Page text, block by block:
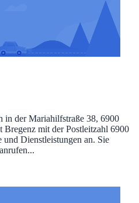
in der Mariahilfstraße 38, 6900
Bregenz mit der Postleitzahl 6900
Dienstleistungen an. Sie